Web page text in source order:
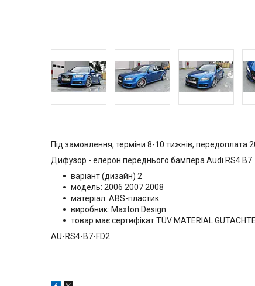
Під замовлення, терміни 8-10 тижнів, передоплата
Дифузор - елерон переднього бампера Audi RS4 B7
варіант (дизайн) 2
модель: 2006 2007 2008
матеріал: ABS-пластик
виробник: Maxton Design
товар має сертифікат TÜV MATERIAL
AU-RS4-B7-FD2